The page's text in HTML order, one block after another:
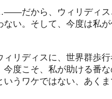
だから、ウィリディス
ない。そして、今度は私
リディスに、世界群歩
今度こそ、私が助ける番
いうワケではない、あく